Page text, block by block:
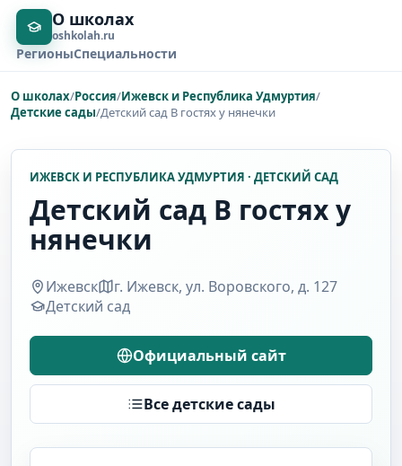
О школах
oshkolah.ru
РегионыСпециальности
О школах/Россия/Ижевск и Республика Удмуртия/
Детские сады/Детский сад В гостях у нянечки
ИЖЕВСК И РЕСПУБЛИКА УДМУРТИЯ · ДЕТСКИЙ САД
Детский сад В гостях у
нянечки
Ижевск
г. Ижевск, ул. Воровского, д. 127
Детский сад
Официальный сайт
Все детские сады